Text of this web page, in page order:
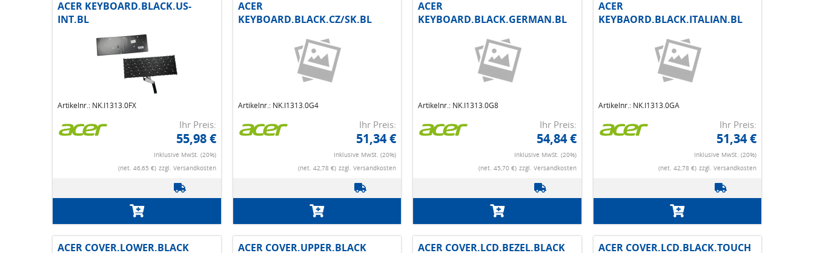
ACER KEYBOARD.BLACK.US-
INT.BL
Artikelnr.: NK.I1313.0FX
Ihr Preis:
55,98 €
Inklusive MwSt. (20%)
(net. 46,65 €) zzgl. Versandkosten
ACER
KEYBOARD.BLACK.CZ/SK.BL
Artikelnr.: NK.I1313.0G4
Ihr Preis:
51,34 €
Inklusive MwSt. (20%)
(net. 42,78 €) zzgl. Versandkosten
ACER
KEYBOARD.BLACK.GERMAN.BL
Artikelnr.: NK.I1313.0G8
Ihr Preis:
54,84 €
Inklusive MwSt. (20%)
(net. 45,70 €) zzgl. Versandkosten
ACER
KEYBAORD.BLACK.ITALIAN.BL
Artikelnr.: NK.I1313.0GA
Ihr Preis:
51,34 €
Inklusive MwSt. (20%)
(net. 42,78 €) zzgl. Versandkosten
ACER COVER.LOWER.BLACK ACER COVER.UPPER.BLACK ACER COVER.LCD.BEZEL.BLACK ACER COVER.LCD.BLACK.TOUCH